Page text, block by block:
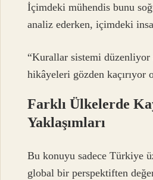
İçimdeki mühendis bunu
analiz ederken, içimdeki
“Kurallar sistemi düzenliyor
hikâyeleri gözden kaçırıyor
Farklı Ülkelerde
Yaklaşımları
Bu konuyu sadece Türkiye
global bir perspektiften